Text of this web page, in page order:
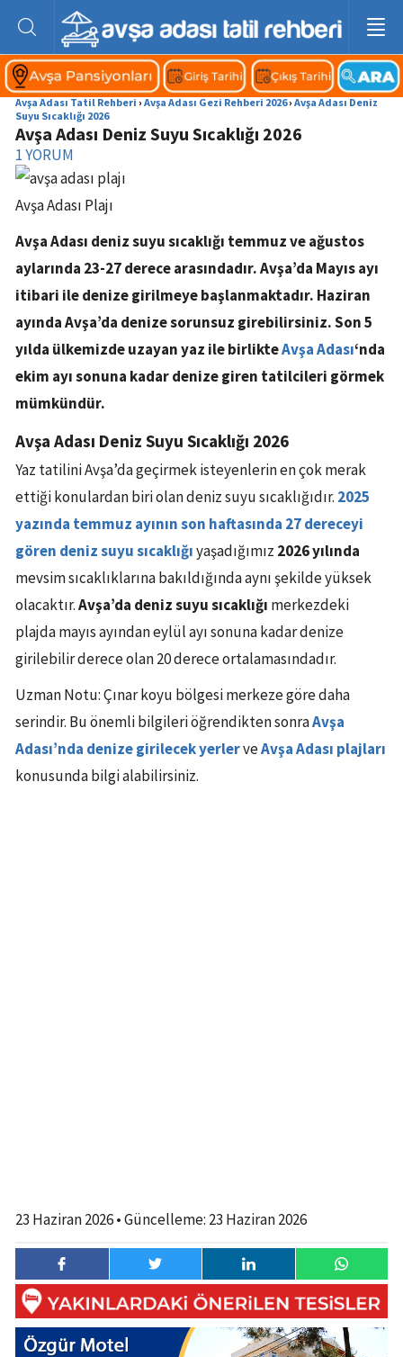
Avşa Adası Tatil Rehberi › Avşa Adası Gezi Rehberi 2026 › Avşa Adası Deniz
Suyu Sıcaklığı 2026
Avşa Adası Deniz Suyu Sıcaklığı 2026
1YORUM
Avşa Adası Plajı
Avşa Adası deniz suyu sıcaklığı temmuz ve ağustos
aylarında 23-27 derece arasındadır. Avşa’da Mayıs ayı
itibari ile denize girilmeye başlanmaktadır. Haziran
ayında Avşa’da denize sorunsuz girebilirsiniz. Son 5
yılda ülkemizde uzayan yaz ile birlikteAvşa Adası‘nda
ekim ayı sonuna kadar denize giren tatilcileri görmek
mümkündür.
Avşa Adası Deniz Suyu Sıcaklığı 2026
Yaz tatilini Avşa’da geçirmek isteyenlerin en çok merak
ettiği konulardan biri olan deniz suyu sıcaklığıdır. 2025
yazında temmuz ayının son haftasında 27 dereceyi
gören deniz suyu sıcaklığıyaşadığımız 2026 yılında
mevsim sıcaklıklarına bakıldığında aynı şekilde yüksek
olacaktır.Avşa’da deniz suyu sıcaklığı merkezdeki
plajda mayıs ayından eylül ayı sonuna kadar denize
girilebilir derece olan 20 derece ortalamasındadır.
Uzman Notu: Çınar koyu bölgesi merkeze göre daha
serindir. Bu önemli bilgileri öğrendikten sonraAvşa
Adası’nda denize girilecek yerlerveAvşa Adası plajları
konusunda bilgi alabilirsiniz.
23 Haziran 2026• Güncelleme: 23 Haziran 2026